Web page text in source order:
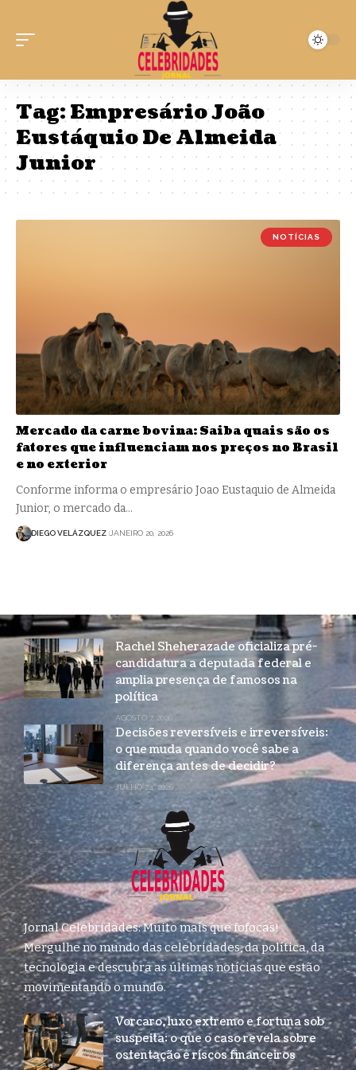
Tag:Empresário João
Eustáquio De Almeida
Junior
NOTÍCIAS
Mercado da carne bovina: Saiba quais são os
fatores que influenciam nos preços no Brasil
e no exterior
Conforme informa o empresário Joao Eustaquio de Almeida
Junior, o mercado da…
DIEGO VELÁZQUEZ JANEIRO 20, 2026
Rachel Sheherazade oficializa pré-
candidatura a deputada federal e
amplia presença de famosos na
política
AGOSTO 7, 2026
Decisões reversíveis e irreversíveis:
o que muda quando você sabe a
diferença antes de decidir?
JULHO 24, 2026
Jornal Celebridades: Muito mais que fofocas!
Mergulhe no mundo das celebridades, da política, da
tecnologia e descubra as últimas notícias que estão
movimentando o mundo.
Vorcaro, luxo extremo e fortuna sob
suspeita: o que o caso revela sobre
ostentação e riscos financeiros